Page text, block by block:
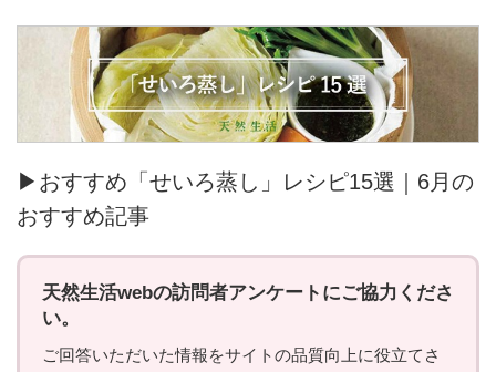
▶おすすめ「せいろ蒸し」レシピ15選｜6月の
おすすめ記事